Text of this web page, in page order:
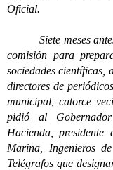
Oficial.
Siete meses antes
comisión para
sociedades científicas,
directores de
municipal, catorce
pidió al
Hacienda,
Marina, Ingenieros
Telégrafos que